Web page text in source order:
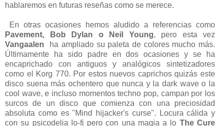
hablaremos en futuras reseñas como se merece.
En otras ocasiones hemos aludido a referencias como
Pavement, Bob Dylan o Neil Young, pero esta vez
Vangaalen ha ampliado su paleta de colores mucho más.
Últimamente ha sido padre en dos ocasiones y se ha
encaprichado con antiguos y analógicos sintetizadores
como el Korg 770. Por estos nuevos caprichos quizás este
disco suena más ochentero que nunca y la dark wave o la
cool wave, e incluso momentos techno pop, campan por los
surcos de un disco que comienza con una preciosidad
absoluta como es "Mind hijacker's curse". Locura cálida y
con su psicodelia lo-fi pero con una magia a lo The Cure